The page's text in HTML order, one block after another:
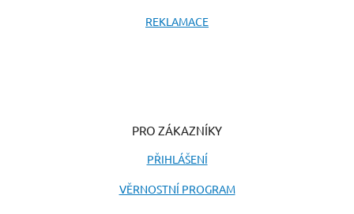
REKLAMACE
PRO ZÁKAZNÍKY
PŘIHLÁŠENÍ
VĚRNOSTNÍ PROGRAM